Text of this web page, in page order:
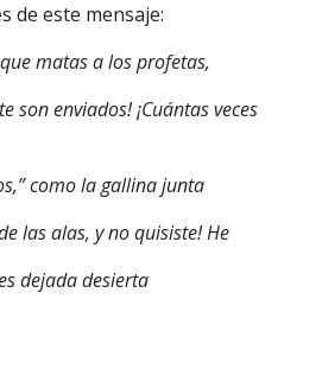
de este mensaje:
que matas a los profetas,
son enviados! ¡Cuántas veces
como la gallina junta
las alas, y no quisiste! He
dejada desierta